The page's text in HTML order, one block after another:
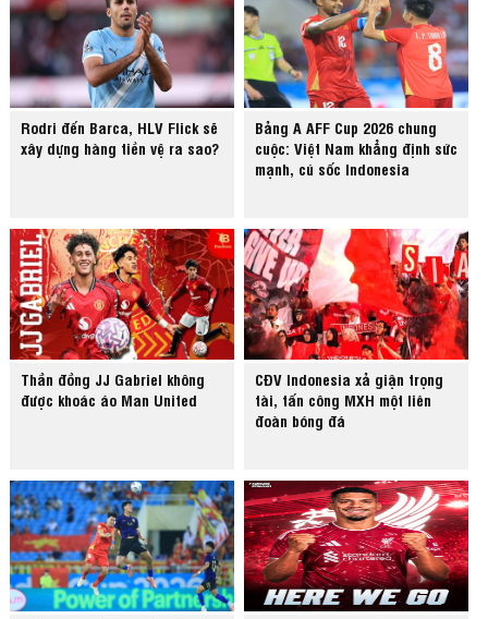
Rodri đến Barca, HLV Flick sẽ
xây dựng hàng tiền vệ ra sao?
Bảng A AFF Cup 2026 chung
cuộc: Việt Nam khẳng định sức
mạnh, cú sốc Indonesia
Thần đồng JJ Gabriel không
được khoác áo Man United
CĐV Indonesia xả giận trọng
tài, tấn công MXH một liên
đoàn bóng đá